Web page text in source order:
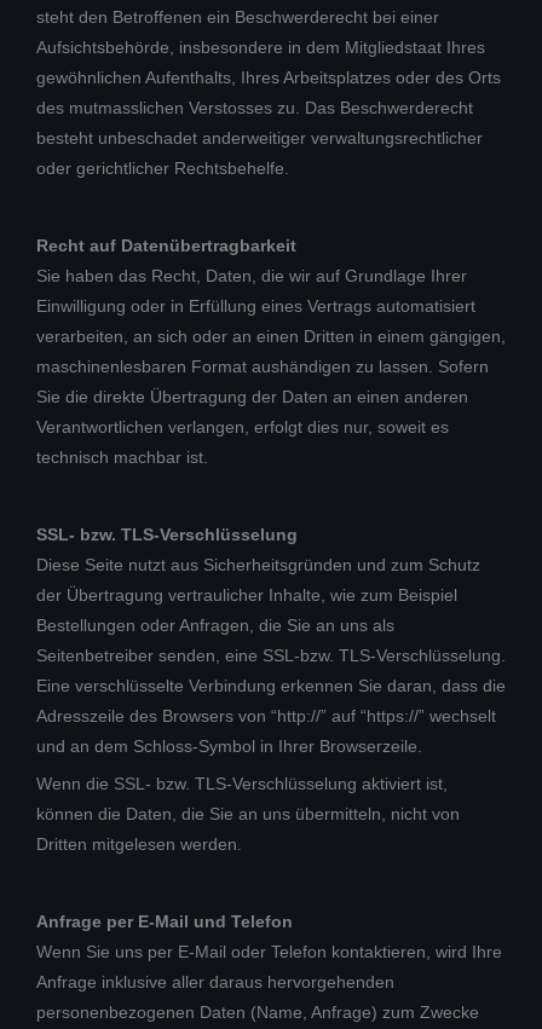
steht den Betroffenen ein Beschwerderecht bei einer
Aufsichtsbehörde, insbesondere in dem Mitgliedstaat Ihres
gewöhnlichen Aufenthalts, Ihres Arbeitsplatzes oder des Orts
des mutmasslichen Verstosses zu. Das Beschwerderecht
besteht unbeschadet anderweitiger verwaltungsrechtlicher
oder gerichtlicher Rechtsbehelfe.
Recht auf Datenübertragbarkeit
Sie haben das Recht, Daten, die wir auf Grundlage Ihrer
Einwilligung oder in Erfüllung eines Vertrags automatisiert
verarbeiten, an sich oder an einen Dritten in einem gängigen,
maschinenlesbaren Format aushändigen zu lassen. Sofern
Sie die direkte Übertragung der Daten an einen anderen
Verantwortlichen verlangen, erfolgt dies nur, soweit es
technisch machbar ist.
SSL- bzw. TLS-Verschlüsselung
Diese Seite nutzt aus Sicherheitsgründen und zum Schutz
der Übertragung vertraulicher Inhalte, wie zum Beispiel
Bestellungen oder Anfragen, die Sie an uns als
Seitenbetreiber senden, eine SSL-bzw. TLS-Verschlüsselung.
Eine verschlüsselte Verbindung erkennen Sie daran, dass die
Adresszeile des Browsers von “http://” auf “https://” wechselt
und an dem Schloss-Symbol in Ihrer Browserzeile.
Wenn die SSL- bzw. TLS-Verschlüsselung aktiviert ist,
können die Daten, die Sie an uns übermitteln, nicht von
Dritten mitgelesen werden.
Anfrage per E-Mail und Telefon
Wenn Sie uns per E-Mail oder Telefon kontaktieren, wird Ihre
Anfrage inklusive aller daraus hervorgehenden
personenbezogenen Daten (Name, Anfrage) zum Zwecke